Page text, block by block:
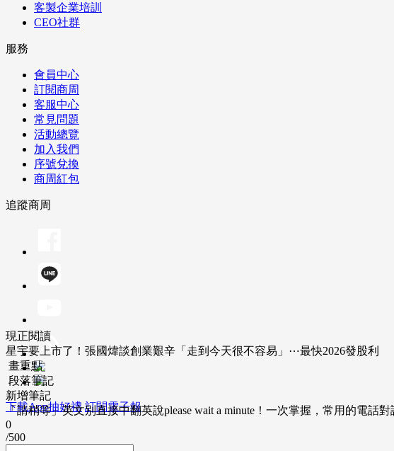
客製企業培訓
CEO社群
服務
會員中心
訂閱商周
客服中心
常見問題
活動總覽
加入我們
序號兌換
商周紅包
追蹤商周
下載App抽好禮 訂閱電子報
現正閱讀
星宇要上市了！張國煒談創業艱辛「走到今天很不容易」⋯最快2026發股利
畫重點
段落筆記
新增筆記
「請稍等」英文別直接中翻英說please wait a minute！一次掌握，常用的電話對
0
/500